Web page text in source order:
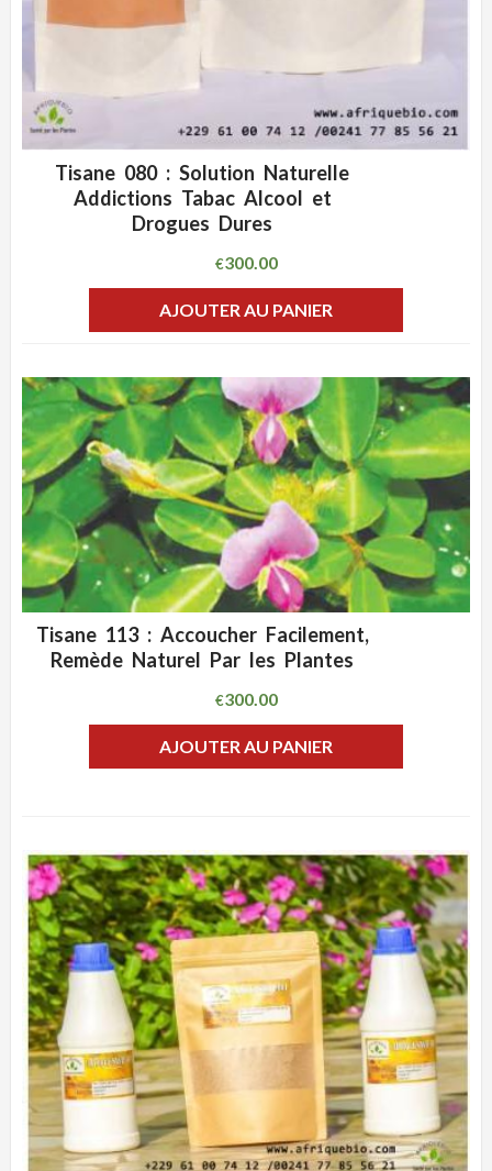
ADD WISHLIST
Tisane 080 : Solution Naturelle
Addictions Tabac Alcool et
Drogues Dures
€300.00
AJOUTER AU PANIER
CLIQUEZ POUR VOIR
ADD WISHLIST
Tisane 113 : Accoucher Facilement,
Remède Naturel Par les Plantes
€300.00
AJOUTER AU PANIER